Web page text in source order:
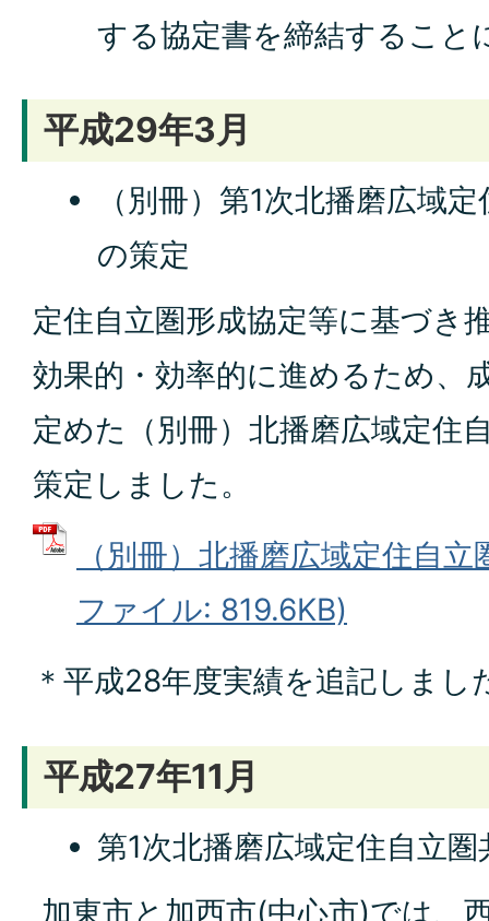
する協定書を締結すること
平成29年3月
（別冊）第1次北播磨広域
の策定
定住自立圏形成協定等に基づき
効果的・効率的に進めるため、
定めた（別冊）北播磨広域定住
策定しました。
（別冊）北播磨広域定住自
ファイル: 819.6KB)
＊平成28年度実績を追記しまし
平成27年11月
第1次北播磨広域定住自立
加東市と加西市(中心市)では、